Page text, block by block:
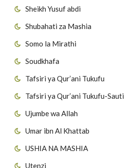
Sheikh Yusuf abdi
Shubahati za Mashia
Somo la Mirathi
Soudkhafa
Tafsiri ya Qur’ani Tukufu
Tafsiri ya Qur’ani Tukufu-Sauti
Ujumbe wa Allah
Umar ibn Al Khattab
USHIA NA MASHIA
Utenzi